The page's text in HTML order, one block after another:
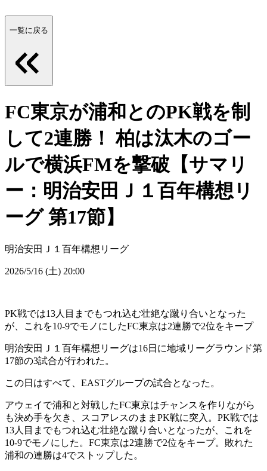
一覧に戻る
FC東京が浦和とのPK戦を制
して2連勝！ 柏は汰木のゴー
ルで横浜FMを撃破【サマリ
ー：明治安田Ｊ１百年構想リ
ーグ 第17節】
明治安田Ｊ１百年構想リーグ
2026/5/16 (土) 20:00
PK戦では13人目までもつれ込む壮絶な蹴り合いとなった
が、これを10-9でモノにしたFC東京は2連勝で2位をキープ
明治安田Ｊ１百年構想リーグは16日に地域リーグラウンド第
17節の3試合が行われた。
この日はすべて、EASTグループの試合となった。
アウェイで浦和と対戦したFC東京はチャンスを作りながら
も決め手を欠き、スコアレスのままPK戦に突入。PK戦では
13人目までもつれ込む壮絶な蹴り合いとなったが、これを
10-9でモノにした。FC東京は2連勝で2位をキープ。敗れた
浦和の連勝は4でストップした。